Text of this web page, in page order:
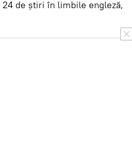
de ştiri în limbile engleză,